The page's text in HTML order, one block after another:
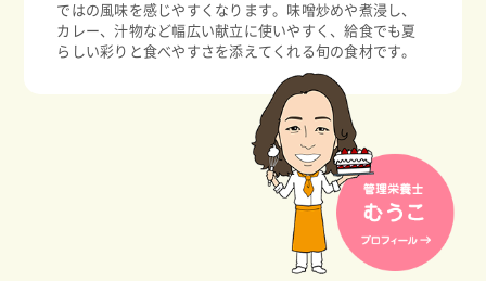
ではの風味を感じやすくなります。味噌炒めや煮浸し、
カレー、汁物など幅広い献立に使いやすく、給食でも夏
らしい彩りと食べやすさを添えてくれる旬の食材です。